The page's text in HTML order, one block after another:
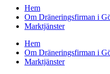
Hem
Om Dräneringsfirman i
Marktjänster
Hem
Om Dräneringsfirman i
Marktjänster